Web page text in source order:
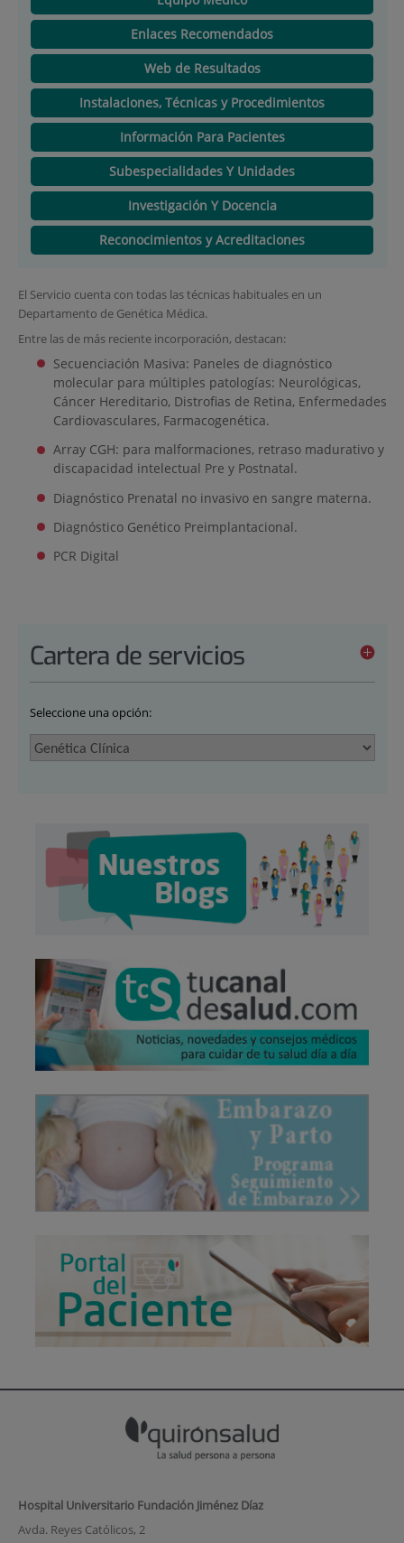
Enlaces Recomendados
Web de Resultados
Instalaciones, Técnicas y Procedimientos
Información Para Pacientes
Subespecialidades Y Unidades
Investigación Y Docencia
Reconocimientos y Acreditaciones
El Servicio cuenta con todas las técnicas habituales en un
Departamento de Genética Médica.
Entre las de más reciente incorporación, destacan:
Secuenciación Masiva: Paneles de diagnóstico
molecular para múltiples patologías: Neurológicas,
Cáncer Hereditario, Distrofias de Retina, Enfermedades
Cardiovasculares, Farmacogenética.
Array CGH: para malformaciones, retraso madurativo y
discapacidad intelectual Pre y Postnatal.
Diagnóstico Prenatal no invasivo en sangre materna.
Diagnóstico Genético Preimplantacional.
PCR Digital
Cartera de servicios
Seleccione una opción:
Hospital Universitario Fundación Jiménez Díaz
Avda. Reyes Católicos, 2